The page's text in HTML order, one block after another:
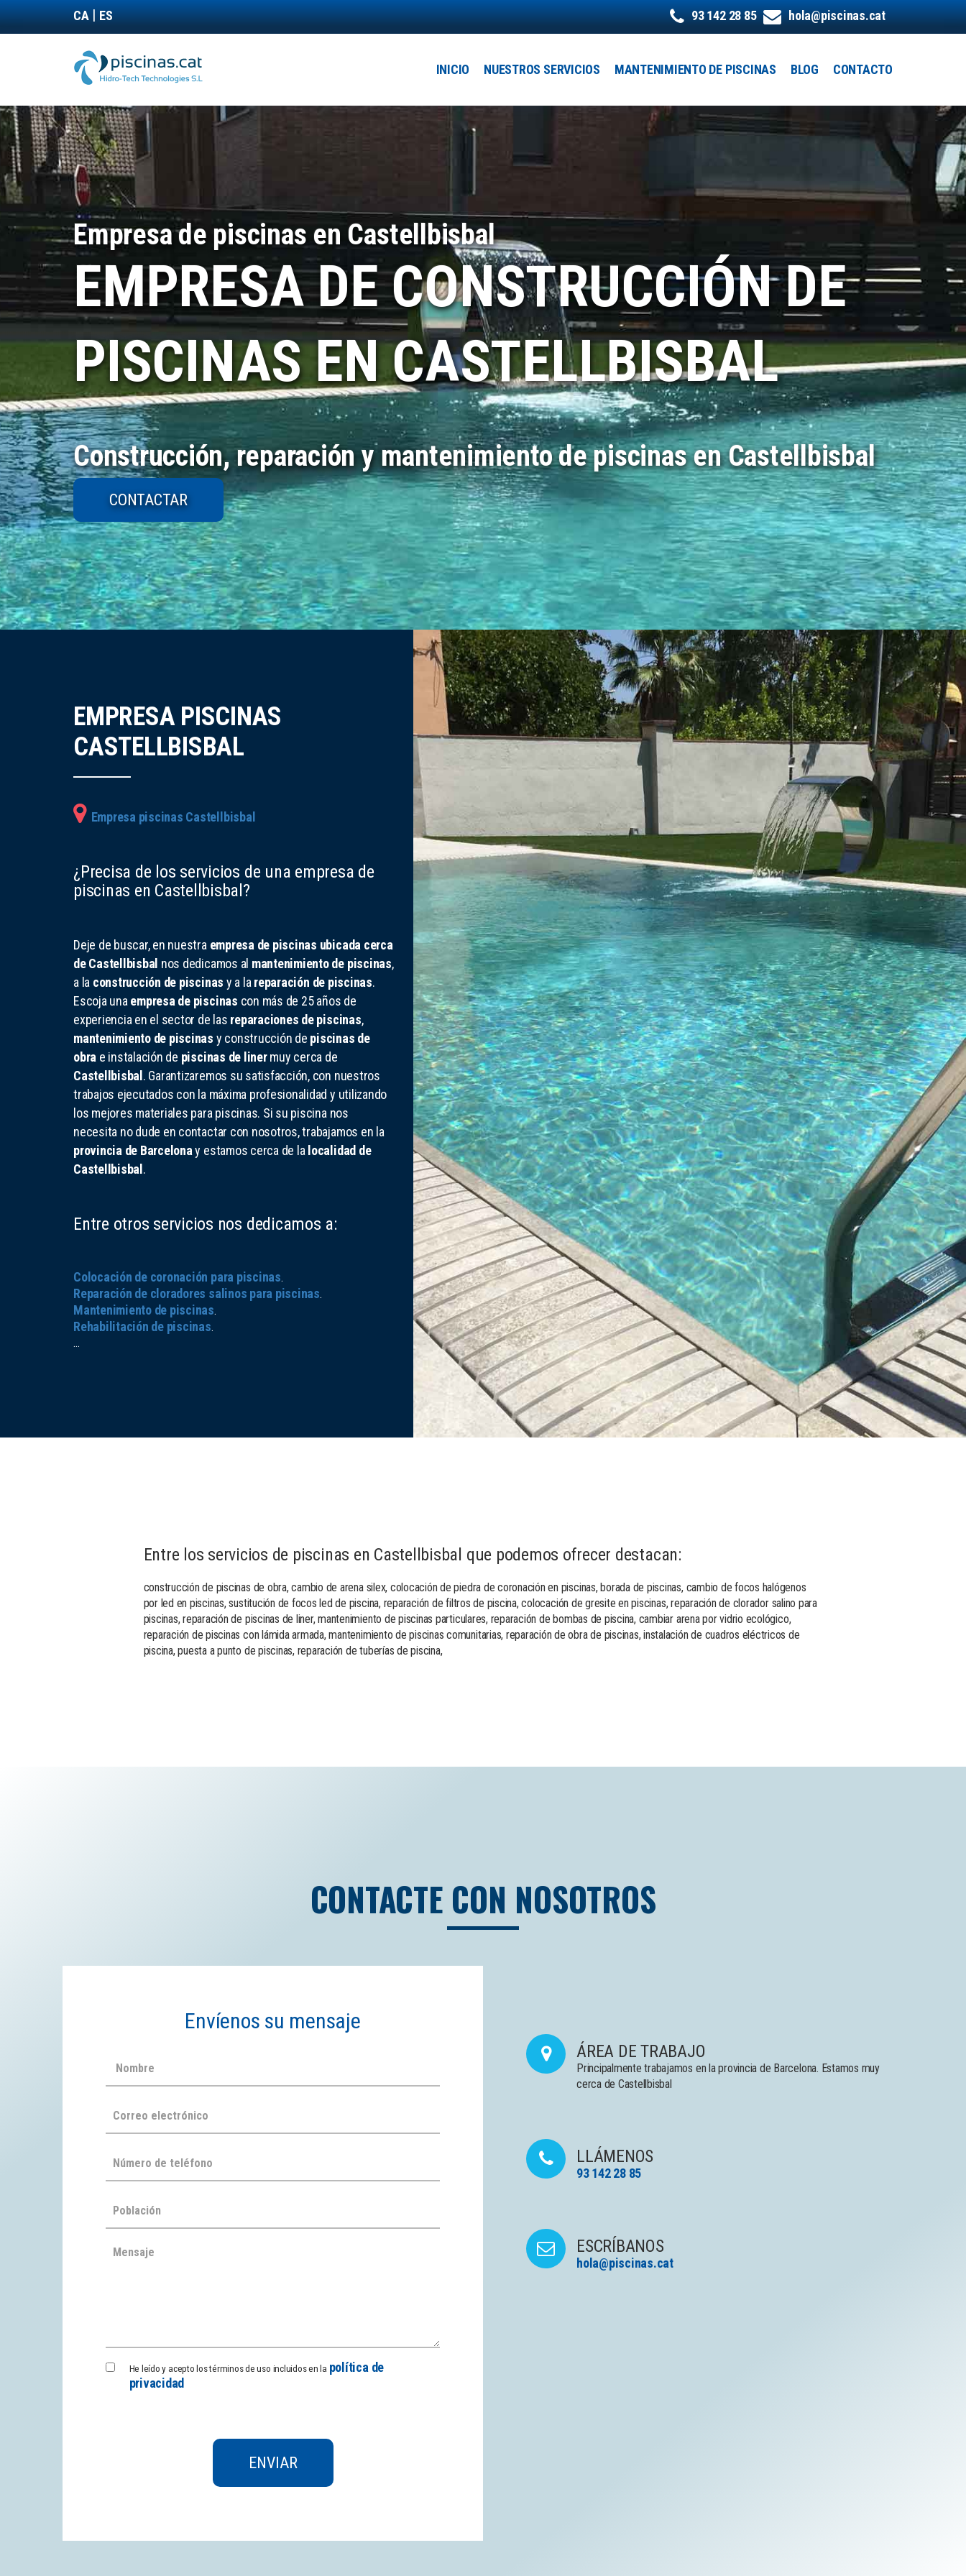
Pasar
al
CA|ES 93 142 28 85 hola@piscinas.cat
INICIO NUESTROS SERVICIOS MANTENIMIENTO DE PISCINAS BLOG CONTACTO
Empresa de piscinas en Castellbisbal
EMPRESA DE CONSTRUCCIÓN DE
PISCINAS EN CASTELLBISBAL
Construcción, reparación y mantenimiento de piscinas en Castellbisbal
CONTACTAR
EMPRESA PISCINAS
CASTELLBISBAL
Empresa piscinas Castellbisbal
¿Precisa de los servicios de una empresa de
piscinas en Castellbisbal?
Deje de buscar, en nuestra empresa de piscinas ubicada cerca
de Castellbisbal nos dedicamos al mantenimiento de piscinas,
a la construcción de piscinas y a la reparación de piscinas.
Escoja una empresa de piscinas con más de 25 años de
experiencia en el sector de las reparaciones de piscinas,
mantenimiento de piscinas y construcción de piscinas de
obra e instalación de piscinas de linermuy cerca de
Castellbisbal . Garantizaremos su satisfacción, con nuestros
trabajos ejecutados con la máxima profesionalidad y utilizando
los mejores materiales para piscinas. Si su piscina nos
necesita no dude en contactar con nosotros, trabajamos en la
provincia de Barcelonay estamos cerca de la localidad de
Castellbisbal .
Entre otros servicios nos dedicamos a:
Colocación de coronación para piscinas.
Reparación de cloradores salinos para piscinas.
Mantenimiento de piscinas.
Rehabilitación de piscinas.
...
Entre los servicios de piscinas en Castellbisbal que podemos ofrecer destacan:
construcción de piscinas de obra, cambio de arena silex, colocación de piedra de coronación en piscinas, borada de piscinas, cambio de focos halógenos
por led en piscinas, sustitución de focos led de piscina, reparación de filtros de piscina, colocación de gresite en piscinas, reparación de clorador salino para
piscinas, reparación de piscinas de liner, mantenimiento de piscinas particulares, reparación de bombas de piscina, cambiar arena por vidrio ecológico,
reparación de piscinas con lámida armada, mantenimiento de piscinas comunitarias, reparación de obra de piscinas, instalación de cuadros eléctricos de
piscina, puesta a punto de piscinas, reparación de tuberías de piscina,
CONTACTE CON NOSOTROS
Envíenos su mensaje
PolíticaHe leído y acepto los términos de uso incluidos en la política de
privacidad
ÁREA DE TRABAJO
Principalmente trabajamos en la provincia de Barcelona. Estamos muy
cerca de Castellbisbal
LLÁMENOS
93 142 28 85
ESCRÍBANOS
hola@piscinas.cat